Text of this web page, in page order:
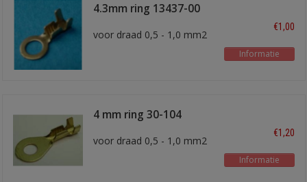
4.3mm ring 13437-00
voor draad 0,5 - 1,0 mm2
€1,00
Informatie
4 mm ring 30-104
voor draad 0,5 - 1,0 mm2
€1,20
Informatie